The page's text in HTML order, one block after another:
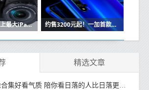
苹果即将推出史上最大iPad Air 搭配M2芯片+妙控键盘 约售3200元起！一加首款平板OnePlus Pad价格公布
精选文章
集好看气质 陪你看日落的人比日落更浪漫